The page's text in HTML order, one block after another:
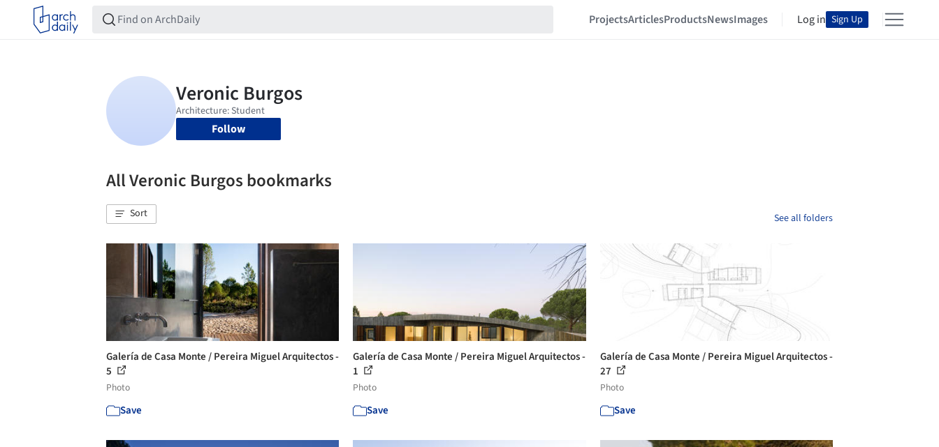
ProjectsArticlesProductsNewsImages Log in Sign Up
Follow
All Veronic Burgos bookmarks
Sort See all folders
Galería de Casa Monte / Pereira Miguel Arquitectos -
5
Photo
Save
Galería de Casa Monte / Pereira Miguel Arquitectos -
1
Photo
Save
Galería de Casa Monte / Pereira Miguel Arquitectos -
27
Photo
Save